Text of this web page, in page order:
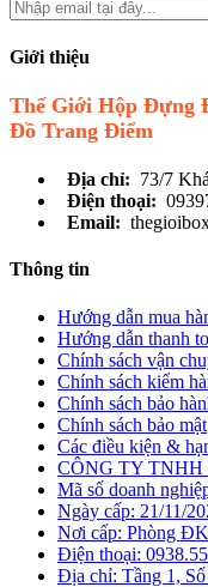
Giới thiệu
Thế Giới Hộp Đựng
Đồ Trang Điểm
Địa chỉ: 73/7
Điện thoại:
Email:
Thông tin
Hướng dẫn mua
Hướng dẫn thanh
Chính sách vận
Chính sách kiểm
Chính sách bảo
Chính sách bảo mật
Các điều kiện &
CÔNG TY
Mã số doanh
Ngày cấp: 21/11/
Nơi cấp: Phòng
Điện thoại:
Địa chỉ: Tầng 1,